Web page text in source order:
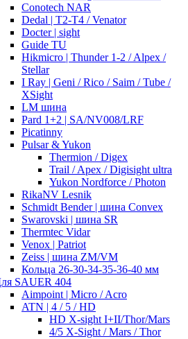
Conotech NAR
Dedal | T2-T4 / Venator
Docter | sight
Guide TU
Hikmicro | Thunder 1-2 / Alpex /
Stellar
I Ray | Geni / Rico / Saim / Tube /
XSight
LM шина
Pard 1+2 | SA/NV008/LRF
Picatinny
Pulsar & Yukon
Thermion / Digex
Trail / Apex / Digisight ultra
Yukon Nordforce / Photon
RikaNV Lesnik
Schmidt Bender | шина Convex
Swarovski | шина SR
Thermtec Vidar
Venox | Patriot
Zeiss | шина ZM/VM
Кольца 26-30-34-35-36-40 мм
SAUER 404
Aimpoint | Micro / Acro
ATN | 4 / 5 / HD
HD X-sight I+II/Thor/Mars
4/5 X-Sight / Mars / Thor